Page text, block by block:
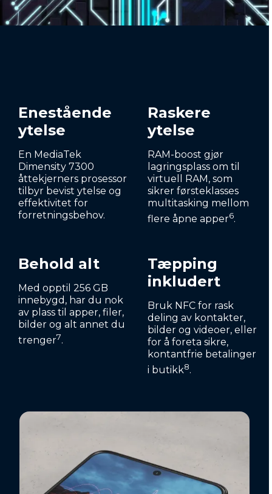
Enestående
ytelse
En MediaTek
Dimensity 7300
åttekjerners prosessor
tilbyr bevist ytelse og
effektivitet for
forretningsbehov.
Raskere
ytelse
RAM-boost gjør
lagringsplass om til
virtuell RAM, som
sikrer førsteklasses
multitasking mellom
flere åpne apper6.
Behold alt
Med opptil 256 GB
innebygd, har du nok
av plass til apper, filer,
bilder og alt annet du
trenger7.
Tæpping
inkludert
Bruk NFC for rask
deling av kontakter,
bilder og videoer, eller
for å foreta sikre,
kontantfrie betalinger
i butikk8.